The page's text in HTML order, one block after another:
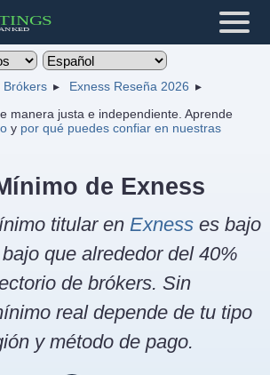
Brókers
Exness Reseña 2026
manera justa e independiente. Aprende
y por qué puedes confiar en nuestras
de Exness
titular en Exness es bajo
que alrededor del 40%
de brókers. Sin
real depende de tu tipo
y método de pago.